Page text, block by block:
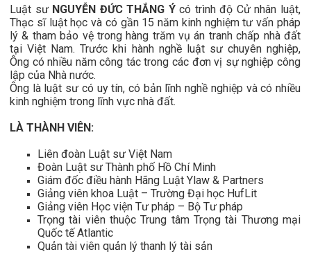
Luật sư NGUYỄN ĐỨC THẮNG Ý có trình độ Cử nhân luật,
Thạc sĩ luật học và có gần 15 năm kinh nghiệm tư vấn pháp
lý & tham bảo vệ trong hàng trăm vụ án tranh chấp nhà đất
tại Việt Nam. Trước khi hành nghề luật sư chuyên nghiệp,
Ông có nhiều năm công tác trong các đơn vị sự nghiệp công
lập của Nhà nước.
Ông là luật sư có uy tín, có bản lĩnh nghề nghiệp và có nhiều
kinh nghiệm trong lĩnh vực nhà đất.
LÀ THÀNH VIÊN:
Liên đoàn Luật sư Việt Nam
Đoàn Luật sư Thành phố Hồ Chí Minh
Giám đốc điều hành Hãng Luật Ylaw & Partners
Giảng viên khoa Luật – Trường Đại học HufLit
Giảng viên Học viện Tư pháp – Bộ Tư pháp
Trọng tài viên thuộc Trung tâm Trọng tài Thương mại
Quốc tế Atlantic
Quản tài viên quản lý thanh lý tài sản